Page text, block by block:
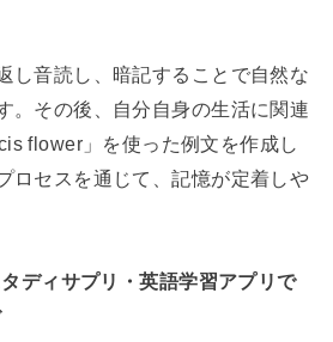
し音読し、暗記することで自然な
。その後、自分自身の生活に関連
flower」を使った例文を作成し
ロセスを通じて、記憶が定着しや
タディサプリ・英語学習アプリで